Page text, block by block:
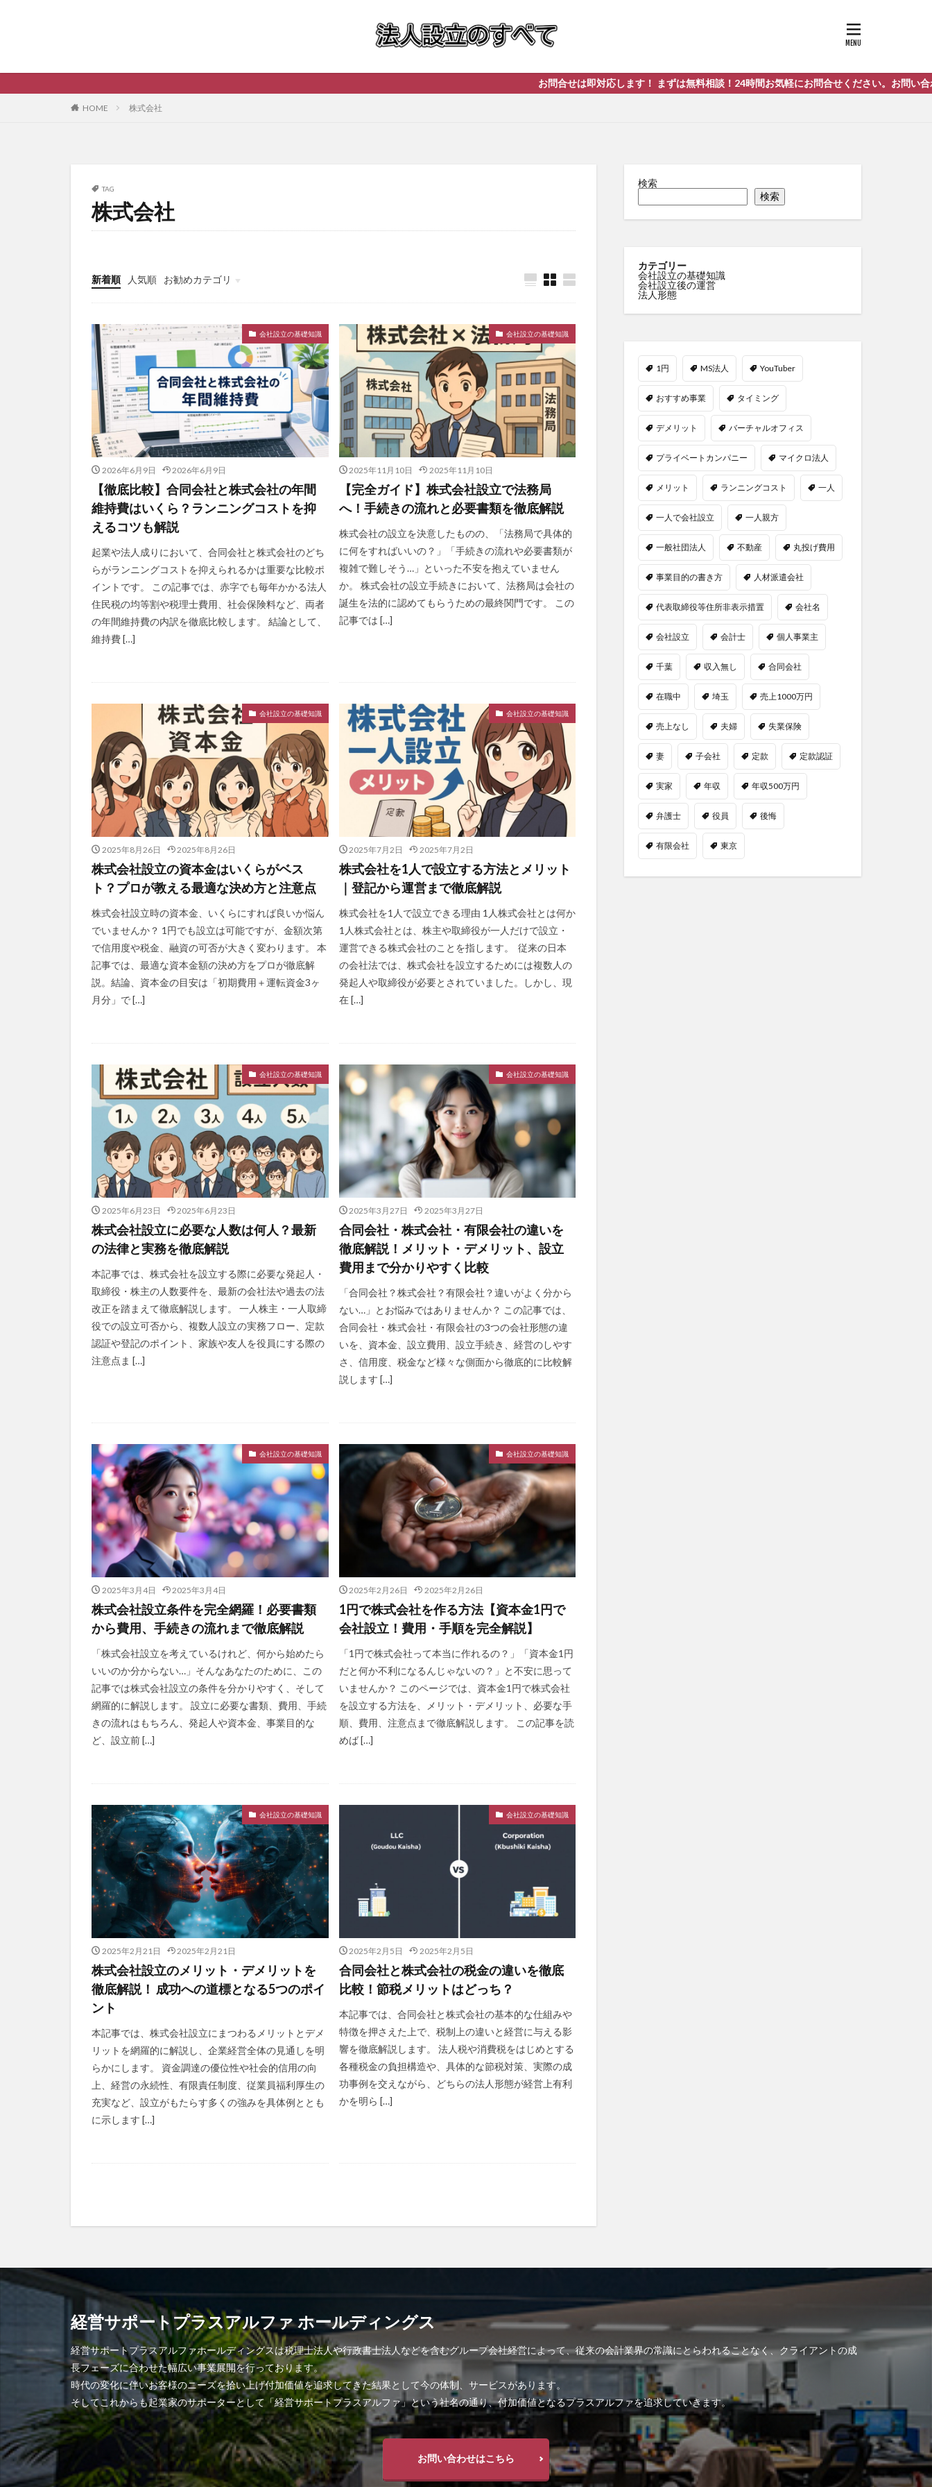
お問合せは即対応します！ まずは無料相談！24時間お気軽にお問合せください。お問い合わせはこちらまで！⇐
HOME 株式会社
TAG
株式会社
新着順 人気順
お勧めカテゴリ
未分類
会社設立の基礎知識
2026年6月9日 2026年6月9日
【徹底比較】合同会社と株式会社の年間
維持費はいくら？ランニングコストを抑
えるコツも解説
起業や法人成りにおいて、合同会社と株式会社のどち
らがランニングコストを抑えられるかは重要な比較ポ
イントです。 この記事では、赤字でも毎年かかる法人
住民税の均等割や税理士費用、社会保険料など、両者
の年間維持費の内訳を徹底比較します。 結論として、
維持費 […]
会社設立の基礎知識
2025年11月10日 2025年11月10日
【完全ガイド】株式会社設立で法務局
へ！手続きの流れと必要書類を徹底解説
株式会社の設立を決意したものの、「法務局で具体的
に何をすればいいの？」「手続きの流れや必要書類が
複雑で難しそう…」といった不安を抱えていません
か。 株式会社の設立手続きにおいて、法務局は会社の
誕生を法的に認めてもらうための最終関門です。 この
記事では […]
会社設立の基礎知識
2025年8月26日 2025年8月26日
株式会社設立の資本金はいくらがベス
ト？プロが教える最適な決め方と注意点
株式会社設立時の資本金、いくらにすれば良いか悩ん
でいませんか？ 1円でも設立は可能ですが、金額次第
で信用度や税金、融資の可否が大きく変わります。 本
記事では、最適な資本金額の決め方をプロが徹底解
説。結論、資本金の目安は「初期費用＋運転資金3ヶ
月分」で […]
会社設立の基礎知識
2025年7月2日 2025年7月2日
株式会社を1人で設立する方法とメリット
｜登記から運営まで徹底解説
株式会社を1人で設立できる理由 1人株式会社とは何か
1人株式会社とは、株主や取締役が一人だけで設立・
運営できる株式会社のことを指します。 従来の日本
の会社法では、株式会社を設立するためには複数人の
発起人や取締役が必要とされていました。しかし、現
在 […]
会社設立の基礎知識
2025年6月23日 2025年6月23日
株式会社設立に必要な人数は何人？最新
の法律と実務を徹底解説
本記事では、株式会社を設立する際に必要な発起人・
取締役・株主の人数要件を、最新の会社法や過去の法
改正を踏まえて徹底解説します。 一人株主・一人取締
役での設立可否から、複数人設立の実務フロー、定款
認証や登記のポイント、家族や友人を役員にする際の
注意点ま […]
会社設立の基礎知識
2025年3月27日 2025年3月27日
合同会社・株式会社・有限会社の違いを
徹底解説！メリット・デメリット、設立
費用まで分かりやすく比較
「合同会社？株式会社？有限会社？違いがよく分から
ない…」とお悩みではありませんか？ この記事では、
合同会社・株式会社・有限会社の3つの会社形態の違
いを、資本金、設立費用、設立手続き、経営のしやす
さ、信用度、税金など様々な側面から徹底的に比較解
説します […]
会社設立の基礎知識
2025年3月4日 2025年3月4日
株式会社設立条件を完全網羅！必要書類
から費用、手続きの流れまで徹底解説
「株式会社設立を考えているけれど、何から始めたら
いいのか分からない…」そんなあなたのために、この
記事では株式会社設立の条件を分かりやすく、そして
網羅的に解説します。 設立に必要な書類、費用、手続
きの流れはもちろん、発起人や資本金、事業目的な
ど、設立前 […]
会社設立の基礎知識
2025年2月26日 2025年2月26日
1円で株式会社を作る方法【資本金1円で
会社設立！費用・手順を完全解説】
「1円で株式会社って本当に作れるの？」「資本金1円
だと何か不利になるんじゃないの？」と不安に思って
いませんか？ このページでは、資本金1円で株式会社
を設立する方法を、メリット・デメリット、必要な手
順、費用、注意点まで徹底解説します。 この記事を読
めば […]
会社設立の基礎知識
2025年2月21日 2025年2月21日
株式会社設立のメリット・デメリットを
徹底解説！ 成功への道標となる5つのポイ
ント
本記事では、株式会社設立にまつわるメリットとデメ
リットを網羅的に解説し、企業経営全体の見通しを明
らかにします。 資金調達の優位性や社会的信用の向
上、経営の永続性、有限責任制度、従業員福利厚生の
充実など、設立がもたらす多くの強みを具体例ととも
に示します […]
会社設立の基礎知識
2025年2月5日 2025年2月5日
合同会社と株式会社の税金の違いを徹底
比較！節税メリットはどっち？
本記事では、合同会社と株式会社の基本的な仕組みや
特徴を押さえた上で、税制上の違いと経営に与える影
響を徹底解説します。 法人税や消費税をはじめとする
各種税金の負担構造や、具体的な節税対策、実際の成
功事例を交えながら、どちらの法人形態が経営上有利
かを明ら […]
検索
検索
カテゴリー
会社設立の基礎知識
会社設立後の運営
法人形態
1円 MS法人 YouTuber
おすすめ事業 タイミング
デメリット バーチャルオフィス
プライベートカンパニー マイクロ法人
メリット ランニングコスト 一人
一人で会社設立 一人親方
一般社団法人 不動産 丸投げ費用
事業目的の書き方 人材派遣会社
代表取締役等住所非表示措置 会社名
会社設立 会計士 個人事業主
千葉 収入無し 合同会社
在職中 埼玉 売上1000万円
売上なし 夫婦 失業保険
妻 子会社 定款 定款認証
実家 年収 年収500万円
弁護士 役員 後悔
有限会社 東京
経営サポートプラスアルファ ホールディングス
経営サポートプラスアルファホールディングスは税理士法人や行政書士法人などを含むグループ会社経営によって、従来の会計業界の常識にとらわれることなく、クライアントの成
長フェーズに合わせた幅広い事業展開を行っております。
時代の変化に伴いお客様のニーズを拾い上げ付加価値を追求してきた結果として今の体制、サービスがあります。
そしてこれからも起業家のサポーターとして「経営サポートプラスアルファ」という社名の通り、付加価値となるプラスアルファを追求していきます。
お問い合わせはこちら